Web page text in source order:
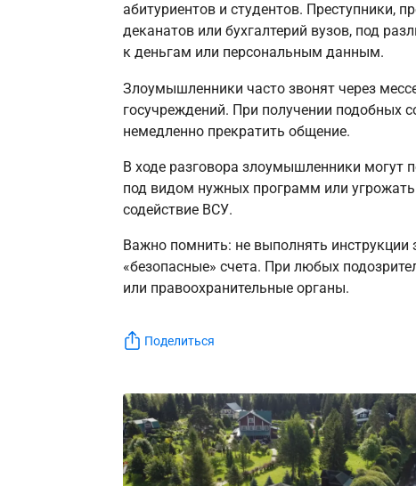
абитуриентов и студентов. Преступники,
деканатов или бухгалтерий вузов, под
к деньгам или персональным данным.
Злоумышленники часто звонят через
госучреждений. При получении подобных
немедленно прекратить общение.
В ходе разговора злоумышленники могут
под видом нужных программ или угрожать
содействие ВСУ.
Важно помнить: не выполнять инструкции
«безопасные» счета. При любых
или правоохранительные органы.
Поделиться